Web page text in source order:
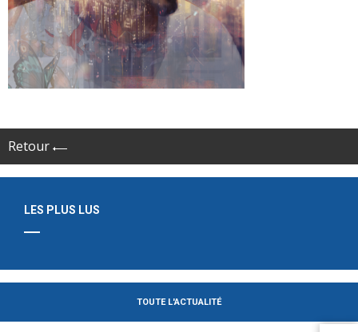
Retour
LES PLUS LUS
TOUTE L'ACTUALITÉ